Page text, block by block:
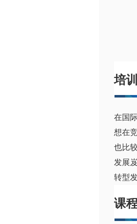
培
在国
想在
也比
发展
转型
课